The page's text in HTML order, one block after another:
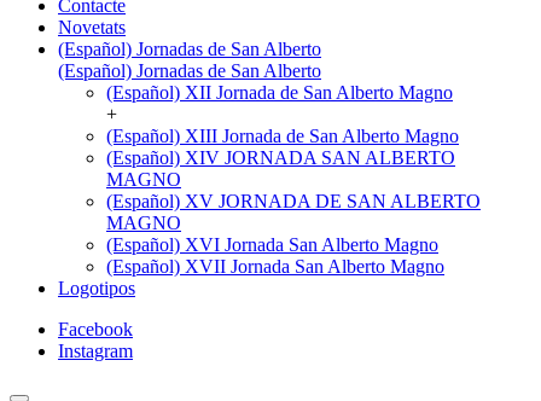
Contacte
Novetats
(Español) Jornadas de San Alberto
(Español) Jornadas de San Alberto
(Español) XII Jornada de San Alberto Magno
+
(Español) XIII Jornada de San Alberto Magno
(Español) XIV JORNADA SAN ALBERTO
MAGNO
(Español) XV JORNADA DE SAN ALBERTO
MAGNO
(Español) XVI Jornada San Alberto Magno
(Español) XVII Jornada San Alberto Magno
Logotipos
Facebook
Instagram